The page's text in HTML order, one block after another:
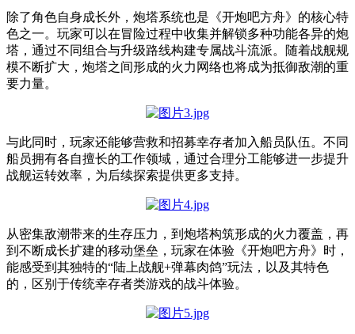
除了角色自身成长外，炮塔系统也是《开炮吧方舟》的核心特
色之一。玩家可以在冒险过程中收集并解锁多种功能各异的炮
塔，通过不同组合与升级路线构建专属战斗流派。随着战舰规
模不断扩大，炮塔之间形成的火力网络也将成为抵御敌潮的重
要力量。
与此同时，玩家还能够营救和招募幸存者加入船员队伍。不同
船员拥有各自擅长的工作领域，通过合理分工能够进一步提升
战舰运转效率，为后续探索提供更多支持。
从密集敌潮带来的生存压力，到炮塔构筑形成的火力覆盖，再
到不断成长扩建的移动堡垒，玩家在体验《开炮吧方舟》时，
能感受到其独特的“陆上战舰+弹幕肉鸽”玩法，以及其特色
的，区别于传统幸存者类游戏的战斗体验。